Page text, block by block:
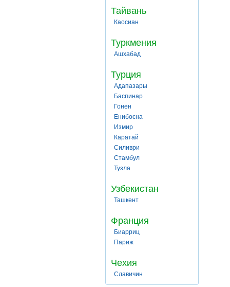
Тайвань
Каосиан
Туркмения
Ашхабад
Турция
Адапазары
Баспинар
Гонен
Енибосна
Измир
Каратай
Силиври
Стамбул
Тузла
Узбекистан
Ташкент
Франция
Биарриц
Париж
Чехия
Славичин